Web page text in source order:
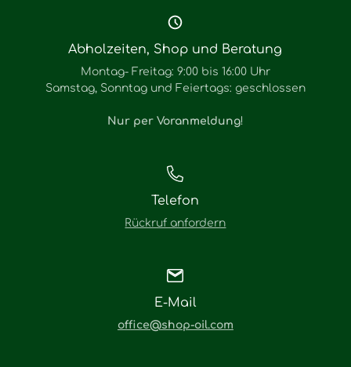
Abholzeiten, Shop und Beratung
Montag- Freitag: 9:00 bis 16:00 Uhr
Samstag, Sonntag und Feiertags: geschlossen
Nur per Voranmeldung!
Telefon
Rückruf anfordern
E-Mail
office@shop-oil.com